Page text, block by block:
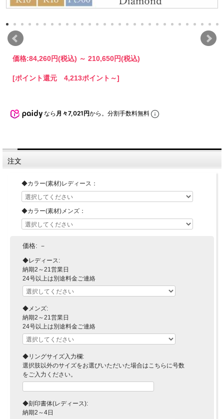
価格:84,260円(税込) ～ 210,650円(税込)
[ポイント還元 4,213ポイント～]
なら 月々7,021円から。分割手数料無料
注文
◆カラー(素材)レディース：
◆カラー(素材)メンズ：
価格: －
◆レディース:
納期2～21営業日
24号以上は別途料金ご連絡
◆メンズ:
納期2～21営業日
24号以上は別途料金ご連絡
◆リングサイズ入力欄:
選択肢以外のサイズをお選びいただいた場合はこちらに号数
をご入力ください。
◆刻印書体(レディース):
納期2～4日